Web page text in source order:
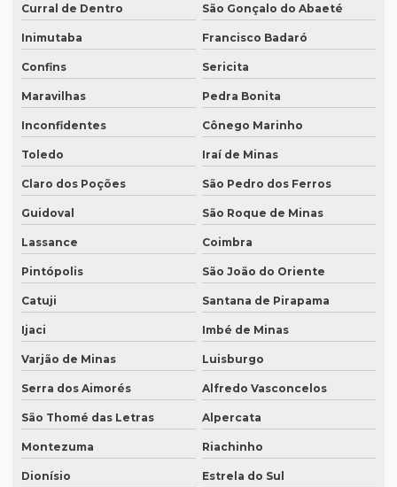
Revisão de texto acadêmico preço
Revisão de texto em inglês preço
Revisão de textos em árabe
Revisão de textos em coreano
Revisão de textos em espanhol
Revisão de textos em francês
Revisão de textos em inglês
Revisão de textos em japonês
Revisão de textos jurídicos
Revisão de textos em mandarim
Revisão de textos em português
Revisão de trabalhos acadêmicos
Curral de Dentro São Gonçalo do Abaeté
Inimutaba Francisco Badaró
Confins Sericita
Maravilhas Pedra Bonita
Inconfidentes Cônego Marinho
Toledo Iraí de Minas
Claro dos Poções São Pedro dos Ferros
Guidoval São Roque de Minas
Lassance Coimbra
Pintópolis São João do Oriente
Catuji Santana de Pirapama
Ijaci Imbé de Minas
Varjão de Minas Luisburgo
Serra dos Aimorés Alfredo Vasconcelos
São Thomé das Letras Alpercata
Montezuma Riachinho
Dionísio Estrela do Sul